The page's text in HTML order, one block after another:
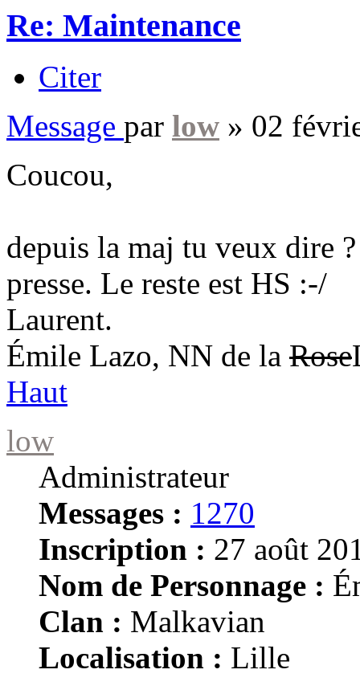
Re: Maintenance
Citer
Message par low » 02
Coucou,
depuis la maj tu veux dire
presse. Le reste est HS :-/
Laurent.
Émile Lazo, NN de la Rose
Haut
low
Administrateur
Messages : 1270
Inscription : 27 août
Nom de Personnage :
Clan : Malkavian
Localisation : Lille